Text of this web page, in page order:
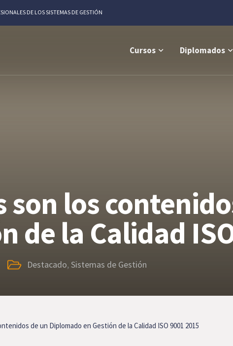
DE LOS SISTEMAS DE GESTIÓN
Cursos Diplomados
son los
de la Calidad
Destacado,Sistemas de Gestión
de un Diplomado en Gestión de la Calidad ISO 9001 2015